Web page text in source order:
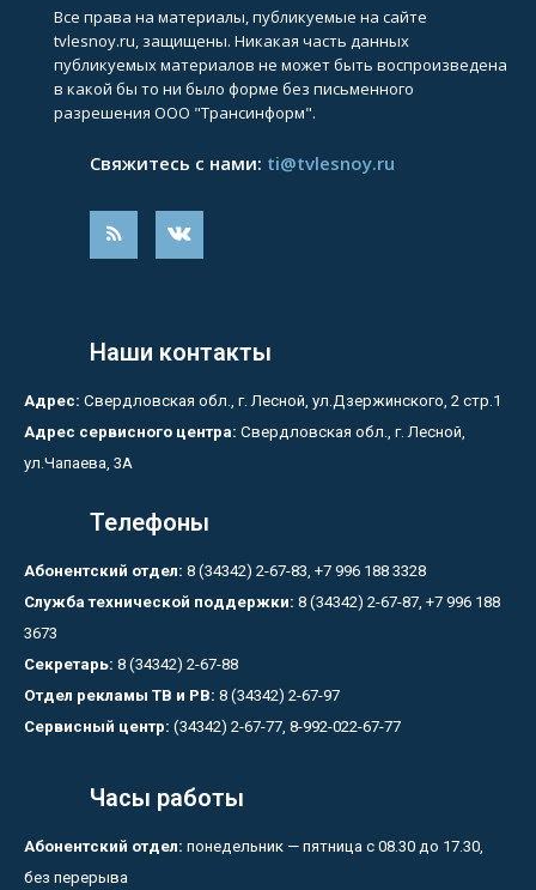
Все права на материалы, публикуемые на сайте
tvlesnoy.ru, защищены. Никакая часть данных
публикуемых материалов не может быть воспроизведена
в какой бы то ни было форме без письменного
разрешения ООО "Трансинформ".
Свяжитесь с нами: ti@tvlesnoy.ru
Наши контакты
Адрес: Свердловская обл., г. Лесной, ул.Дзержинского, 2 стр.1
Адрес сервисного центра: Свердловская обл., г. Лесной,
ул.Чапаева, 3А
Телефоны
Абонентский отдел: 8 (34342) 2-67-83, +7 996 188 3328
Служба технической поддержки: 8 (34342) 2-67-87, +7 996 188
3673
Секретарь: 8 (34342) 2-67-88
Отдел рекламы ТВ и РВ: 8 (34342) 2-67-97
Сервисный центр: (34342) 2-67-77, 8-992-022-67-77
Часы работы
Абонентский отдел: понедельник — пятница с 08.30 до 17.30,
без перерыва